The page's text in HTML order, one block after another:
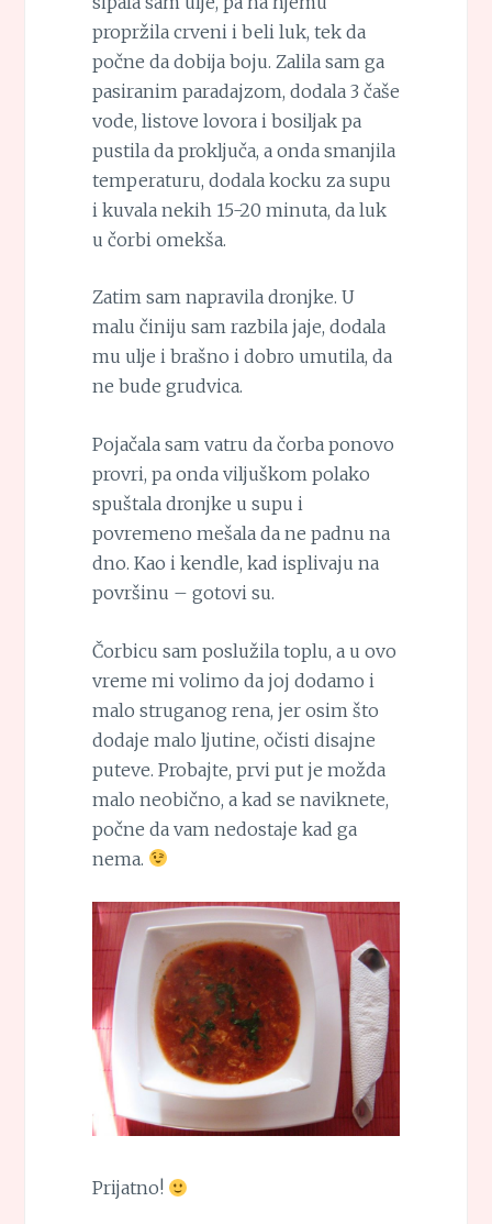
propržila crveni i beli luk, tek da
počne da dobija boju. Zalila sam ga
pasiranim paradajzom, dodala 3 čaše
vode, listove lovora i bosiljak pa
pustila da proključa, a onda smanjila
temperaturu, dodala kocku za supu
i kuvala nekih 15-20 minuta, da luk
u čorbi omekša.
Zatim sam napravila dronjke. U
malu činiju sam razbila jaje, dodala
mu ulje i brašno i dobro umutila, da
ne bude grudvica.
Pojačala sam vatru da čorba ponovo
provri, pa onda viljuškom polako
spuštala dronjke u supu i
povremeno mešala da ne padnu na
dno. Kao i kendle, kad isplivaju na
površinu – gotovi su.
Čorbicu sam poslužila toplu, a u ovo
vreme mi volimo da joj dodamo i
malo struganog rena, jer osim što
dodaje malo ljutine, očisti disajne
puteve. Probajte, prvi put je možda
malo neobično, a kad se naviknete,
počne da vam nedostaje kad ga
nema.
Prijatno!